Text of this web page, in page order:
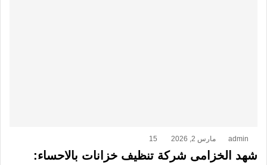
admin مارس 2, 2026 15
شهد الخزامى شركة تنظيف خزانات بالاحساء: